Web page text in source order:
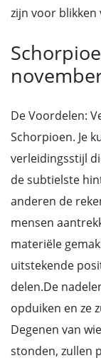
zijn voor blikken
De Voordelen:
Schorpioen. Je
verleidingsstijl
de subtielste
anderen de
mensen
materiële
uitstekende
delen.De
opduiken en ze
Degenen van
stonden, zullen